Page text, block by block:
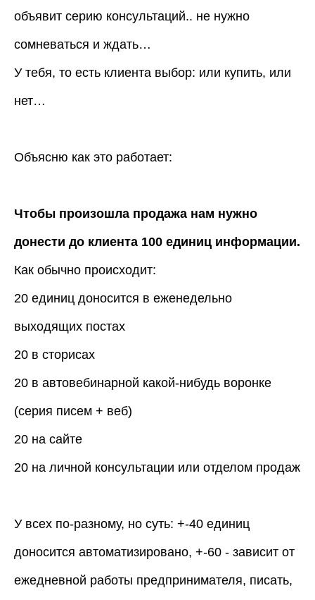
объявит серию консультаций.. не нужно
сомневаться и ждать…
У тебя, то есть клиента выбор: или купить, или
нет…
Объясню как это работает:
Чтобы произошла продажа нам нужно
донести до клиента 100 единиц информации.
Как обычно происходит:
20 единиц доносится в еженедельно
выходящих постах
20 в сторисах
20 в автовебинарной какой-нибудь воронке
(серия писем + веб)
20 на сайте
20 на личной консультации или отделом продаж
У всех по-разному, но суть: +-40 единиц
доносится автоматизировано, +-60 - зависит от
ежедневной работы предпринимателя, писать,